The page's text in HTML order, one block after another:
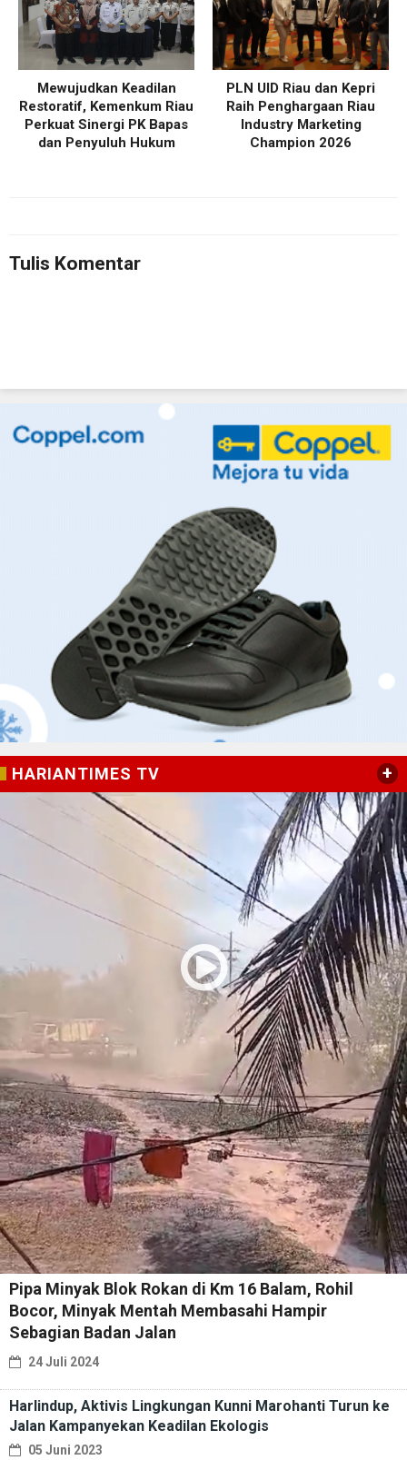
Mewujudkan Keadilan
Restoratif, Kemenkum Riau
Perkuat Sinergi PK Bapas
dan Penyuluh Hukum
PLN UID Riau dan Kepri
Raih Penghargaan Riau
Industry Marketing
Champion 2026
Tulis Komentar
HARIANTIMES TV +
Pipa Minyak Blok Rokan di Km 16 Balam, Rohil
Bocor, Minyak Mentah Membasahi Hampir
Sebagian Badan Jalan
24 Juli 2024
Harlindup, Aktivis Lingkungan Kunni Marohanti Turun ke
Jalan Kampanyekan Keadilan Ekologis
05 Juni 2023